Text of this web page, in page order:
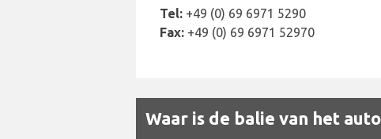
Tel: +49 (0) 69 6971 5290
Fax: +49 (0) 69 6971 52970
Waar is de balie van het